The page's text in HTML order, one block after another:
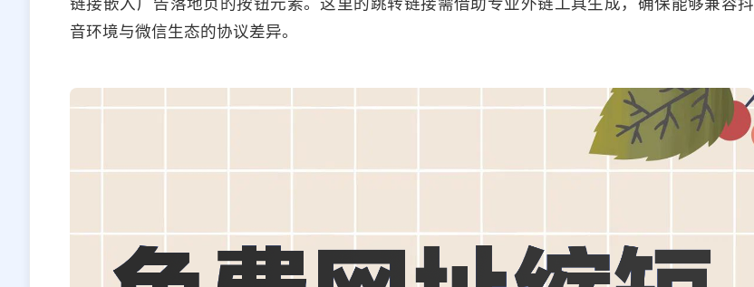
音环境与微信生态的协议差异。